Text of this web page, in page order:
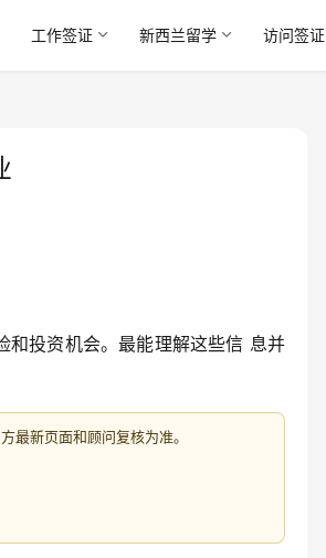
工作签证 新西兰留学 访问签证
和投资机会。最能理解这些信 息并
最新页面和顾问复核为准。